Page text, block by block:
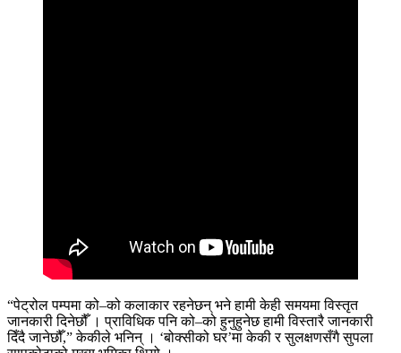
“पेट्रोल पम्पमा को–को कलाकार रहनेछन् भने हामी केही समयमा विस्तृत
जानकारी दिनेछौँ । प्राविधिक पनि को–को हुनुहुनेछ हामी विस्तारै जानकारी
दिँदै जानेछौँ,” केकीले भनिन् । ‘बोक्सीको घर’मा केकी र सुलक्षणसँगै सुपला